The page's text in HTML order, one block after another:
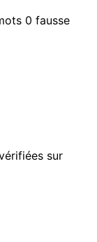
0 fausse
sur